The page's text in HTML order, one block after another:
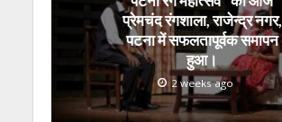
प्रेमचंद रंगशाला, राजेन्द्र नगर,
पटना में सफलतापूर्वक समापन
हुआ।
2 weeks ago